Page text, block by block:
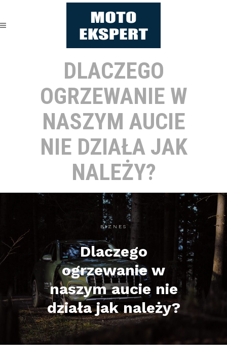
DLACZEGO
OGRZEWANIE W
NASZYM AUCIE
NIE DZIAŁA JAK
NALEŻY?
BIZNES
Dlaczego
ogrzewanie w
naszym aucie nie
działa jak należy?